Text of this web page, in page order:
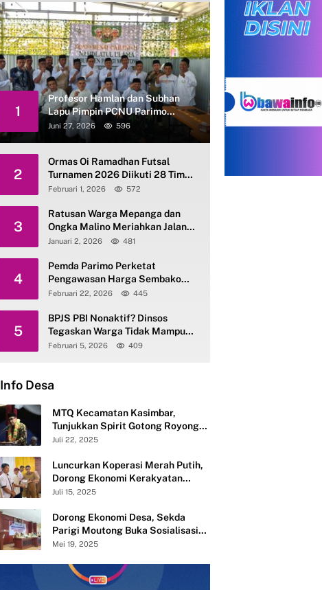
1
Profesor Hamlan dan Subhan
Lapu Pimpin PCNU Parimo
Periode 2026–2031
Juni 27, 2026 596
2
Ormas Oi Ramadhan Futsal
Turnamen 2026 Diikuti 28 Tim
se-Parimo
Februari 1, 2026 572
3
Ratusan Warga Mepanga dan
Ongka Malino Meriahkan Jalan
Santai Kerukunan HAB ke-80
Januari 2, 2026 481
4
Pemda Parimo Perketat
Pengawasan Harga Sembako
dan Gas Elpiji 3 Kg
Februari 22, 2026 445
5
BPJS PBI Nonaktif? Dinsos
Tegaskan Warga Tidak Mampu
Tetap Terlayani
Februari 5, 2026 409
Info Desa
MTQ Kecamatan Kasimbar,
Tunjukkan Spirit Gotong Royong
Semangat Membangun dari Desa
Juli 22, 2025
Luncurkan Koperasi Merah Putih,
Dorong Ekonomi Kerakyatan
Desa Mandiri
Juli 15, 2025
Dorong Ekonomi Desa, Sekda
Parigi Moutong Buka Sosialisasi
Pembentukan 283 Koperasi Merah
Mei 19, 2025